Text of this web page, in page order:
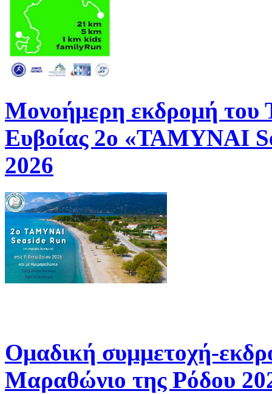
Μονοήμερη εκδρομή
Ευβοίας 2ο «ΤΑΜΥΝΑΙ
2026
Ομαδική συμμετοχή-
Μαραθώνιο της Ρόδου